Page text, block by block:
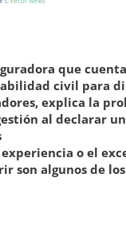
que
civil para
explica la
al declarar
o el
son algunos de